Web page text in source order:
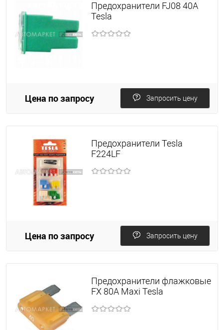
Предохранители FJ08 40A
Tesla
Цена по запросу Запросить цену
Предохранители Tesla
F224LF
Цена по запросу Запросить цену
Предохранители флажковые
FX 80А Maxi Tesla